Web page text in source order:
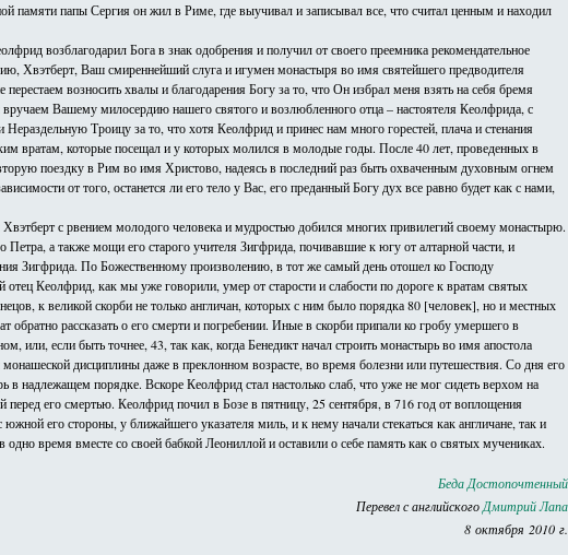
памяти папы Сергия он жил в Риме, где выучивал и записывал все, что считал ценным и находил
возблагодарил Бога в знак одобрения и получил от своего преемника рекомендательное
Хвэтберт, Ваш смиреннейший слуга и игумен монастыря во имя святейшего предводителя
возносить хвалы и благодарения Богу за то, что Он избрал меня взять на себя бремя
Вашему милосердию нашего святого и возлюбленного отца – настоятеля Кеолфрида, с
Троицу за то, что хотя Кеолфрид и принес нам много горестей, плача и стенания
вратам, которые посещал и у которых молился в молодые годы. После 40 лет, проведенных в
поездку в Рим во имя Христово, надеясь в последний раз быть охваченным духовным огнем
от того, останется ли его тело у Вас, его преданный Богу дух все равно будет как с нами,
с рвением молодого человека и мудростью добился многих привилегий своему монастырю.
а также мощи его старого учителя Зигфрида, почивавшие к югу от алтарной части, и
Зигфрида. По Божественному произволению, в тот же самый день отошел ко Господу
Кеолфрид, как мы уже говорили, умер от старости и слабости по дороге к вратам святых
к великой скорби не только англичан, которых с ним было порядка 80 [человек], но и местных
рассказать о его смерти и погребении. Иные в скорби припали ко гробу умершего в
если быть точнее, 43, так как, когда Бенедикт начал строить монастырь во имя апостола
дисциплины даже в преклонном возрасте, во время болезни или путешествия. Со дня его
надлежащем порядке. Вскоре Кеолфрид стал настолько слаб, что уже не мог сидеть верхом на
перед его смертью. Кеолфрид почил в Бозе в пятницу, 25 сентября, в 716 год от воплощения
его стороны, у ближайшего указателя миль, и к нему начали стекаться как англичане, так и
время вместе со своей бабкой Леониллой и оставили о себе память как о святых мучениках.
Беда Достопочтенный
Перевел с английскогоДмитрий Лапа
8 октября 2010 г.